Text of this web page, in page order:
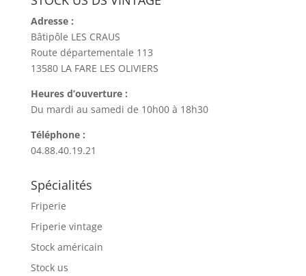
Adresse :
Bâtipôle LES CRAUS
Route départementale 113
13580 LA FARE LES OLIVIERS
Heures d’ouverture :
Du mardi au samedi de 10h00 à 18h30
Téléphone :
04.88.40.19.21
Spécialités
Friperie
Friperie vintage
Stock américain
Stock us